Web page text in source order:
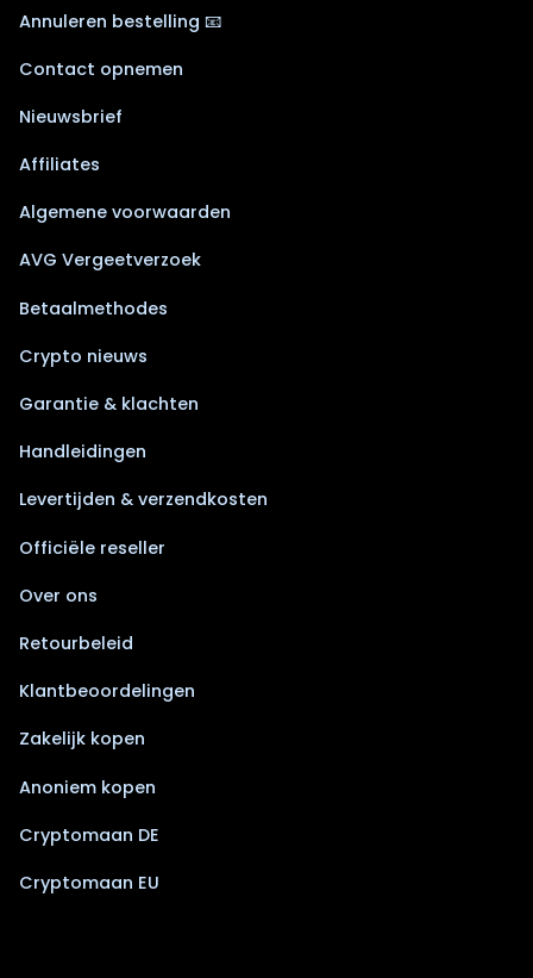
Annuleren bestelling 📧
Contact opnemen
Nieuwsbrief
Affiliates
Algemene voorwaarden
AVG Vergeetverzoek
Betaalmethodes
Crypto nieuws
Garantie & klachten
Handleidingen
Levertijden & verzendkosten
Officiële reseller
Over ons
Retourbeleid
Klantbeoordelingen
Zakelijk kopen
Anoniem kopen
Cryptomaan DE
Cryptomaan EU